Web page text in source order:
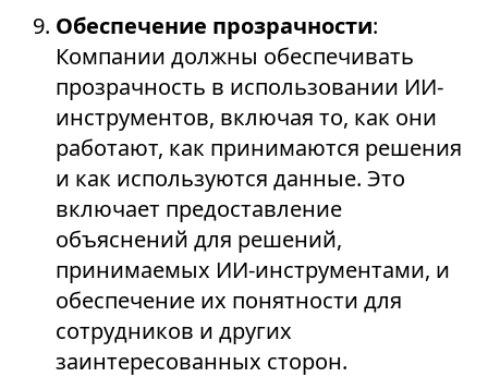
Обеспечение прозрачности:
Компании должны обеспечивать
прозрачность в использовании ИИ-
инструментов, включая то, как они
работают, как принимаются решения
и как используются данные. Это
включает предоставление
объяснений для решений,
принимаемых ИИ-инструментами, и
обеспечение их понятности для
сотрудников и других
заинтересованных сторон.